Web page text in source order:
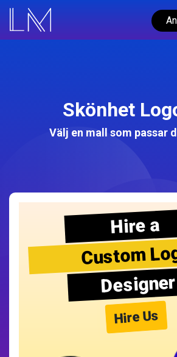
Skönhet
Välj en mall som passar
Hire a
Custom
Designer
Hire Us